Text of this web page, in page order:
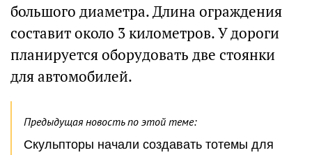
большого диаметра. Длина ограждения
составит около 3 километров. У дороги
планируется оборудовать две стоянки
для автомобилей.
Предыдущая новость по этой теме:
Скульпторы начали создавать тотемы для